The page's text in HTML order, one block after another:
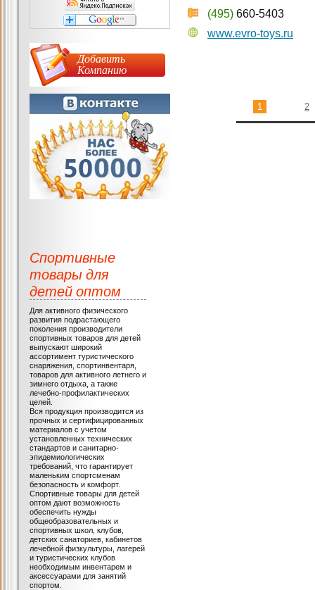
(495) 660-5403
www.evro-toys.ru
1 2
Добавить
Компанию
Спортивные
товары для
детей оптом
Для активного физического
развития подрастающего
поколения производители
спортивных товаров для детей
выпускают широкий
ассортимент туристического
снаряжения, спортинвентаря,
товаров для активного летнего и
зимнего отдыха, а также
лечебно-профилактических
целей.
Вся продукция производится из
прочных и сертифицированных
материалов с учетом
установленных технических
стандартов и санитарно-
эпидемиологических
требований, что гарантирует
маленьким спортсменам
безопасность и комфорт.
Спортивные товары для детей
оптом дают возможность
обеспечить нужды
общеобразовательных и
спортивных школ, клубов,
детских санаториев, кабинетов
лечебной физкультуры, лагерей
и туристических клубов
необходимым инвентарем и
аксессуарами для занятий
спортом.